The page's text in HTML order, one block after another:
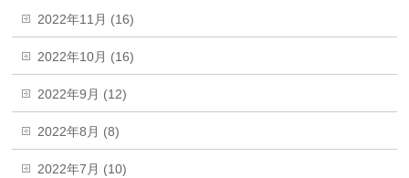
2022年11月 (16)
2022年10月 (16)
2022年9月 (12)
2022年8月 (8)
2022年7月 (10)